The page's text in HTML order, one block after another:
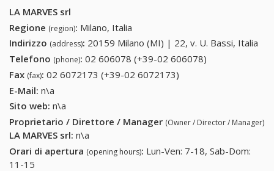
LA MARVES srl
Regione (region): Milano, Italia
Indirizzo (address): 20159 Milano (MI) | 22, v. U. Bassi, Italia
Telefono (phone): 02 606078 (+39-02 606078)
Fax (fax): 02 6072173 (+39-02 6072173)
E-Mail: n\a
Sito web: n\a
Proprietario / Direttore / Manager (Owner / Director / Manager)
LA MARVES srl: n\a
Orari di apertura (opening hours): Lun-Ven: 7-18, Sab-Dom:
11-15